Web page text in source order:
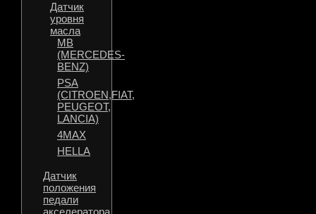
Датчик
уровня
масла
MB
(MERCEDES-
BENZ)
PSA
(CITROEN,FIAT,
PEUGEOT,
LANCIA)
4MAX
HELLA
Датчик
положения
педали
акселератора